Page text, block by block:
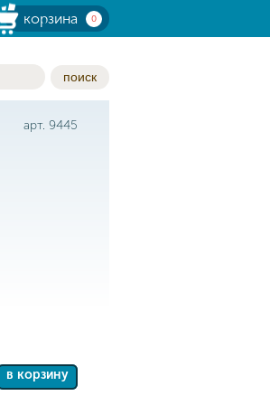
корзина 0
поиск
арт. 9445
в корзину